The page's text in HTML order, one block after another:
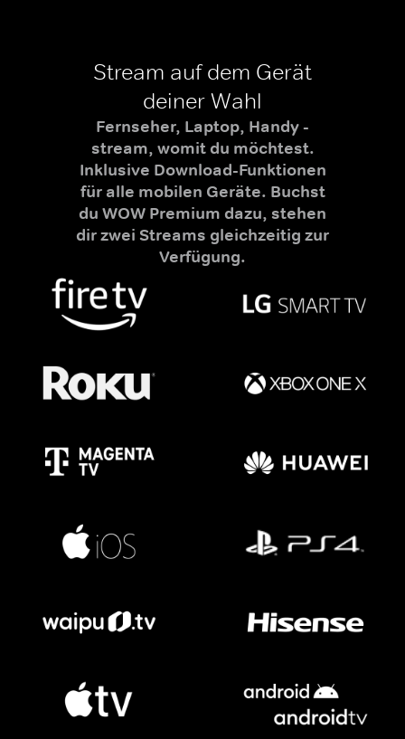
Stream auf dem Gerät
deiner Wahl
Fernseher, Laptop, Handy -
stream, womit du möchtest.
Inklusive Download-Funktionen
für alle mobilen Geräte. Buchst
du WOW Premium dazu, stehen
dir zwei Streams gleichzeitig zur
Verfügung.